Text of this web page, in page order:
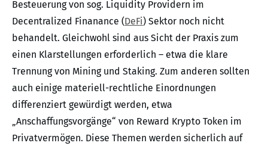
Besteuerung von sog. Liquidity Providern im
Decentralized Finanance (DeFi) Sektor noch nicht
behandelt. Gleichwohl sind aus Sicht der Praxis zum
einen Klarstellungen erforderlich – etwa die klare
Trennung von Mining und Staking. Zum anderen sollten
auch einige materiell-rechtliche Einordnungen
differenziert gewürdigt werden, etwa
„Anschaffungsvorgänge“ von Reward Krypto Token im
Privatvermögen. Diese Themen werden sicherlich auf